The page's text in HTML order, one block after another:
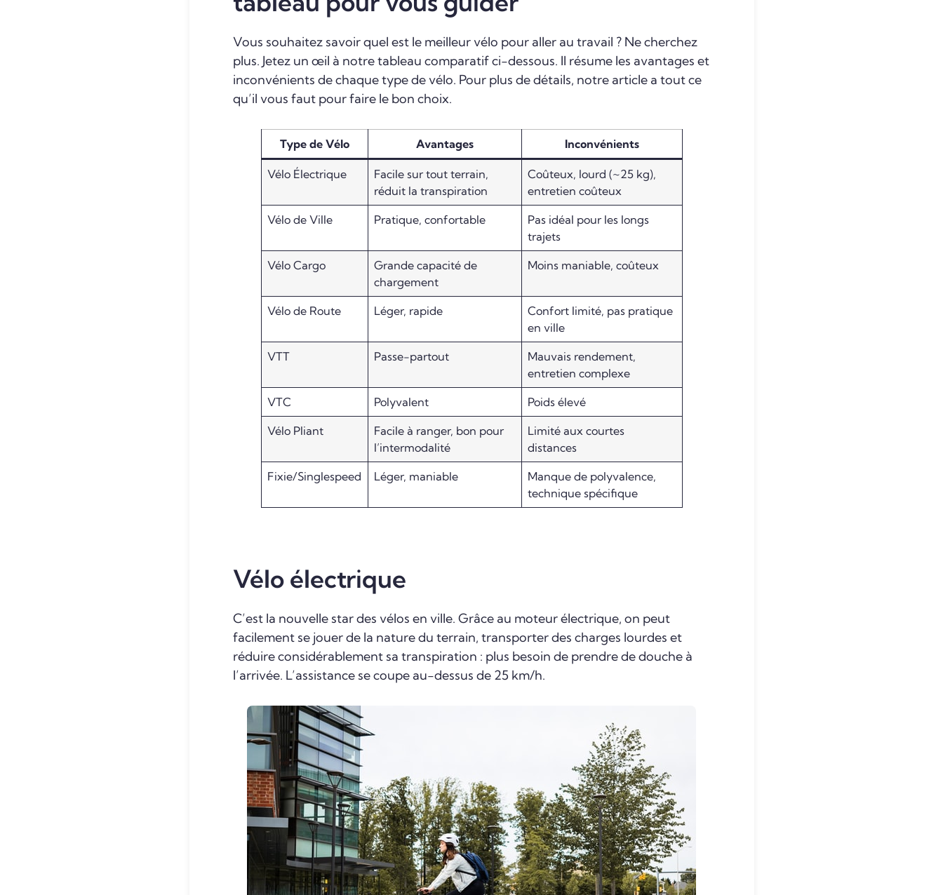
Vous souhaitez savoir quel est le meilleur vélo pour aller au travail ? Ne cherchez
plus. Jetez un œil à notre tableau comparatif ci-dessous. Il résume les avantages et
inconvénients de chaque type de vélo. Pour plus de détails, notre article a tout ce
qu’il vous faut pour faire le bon choix.
Type de Vélo Avantages Inconvénients
Vélo Électrique
Facile sur tout terrain,
réduit la transpiration
Coûteux, lourd (~25 kg),
entretien coûteux
Vélo de Ville Pratique, confortable
Pas idéal pour les longs
trajets
Vélo Cargo
Grande capacité de
chargement
Moins maniable, coûteux
Vélo de Route Léger, rapide
Confort limité, pas pratique
en ville
VTT Passe-partout
Mauvais rendement,
entretien complexe
VTC Polyvalent Poids élevé
Vélo Pliant
Facile à ranger, bon pour
l’intermodalité
Limité aux courtes
distances
Fixie/Singlespeed Léger, maniable
Manque de polyvalence,
technique spécifique
Vélo électrique
C’est la nouvelle star des vélos en ville. Grâce au moteur électrique, on peut
facilement se jouer de la nature du terrain, transporter des charges lourdes et
réduire considérablement sa transpiration : plus besoin de prendre de douche à
l’arrivée. L’assistance se coupe au-dessus de 25 km/h.